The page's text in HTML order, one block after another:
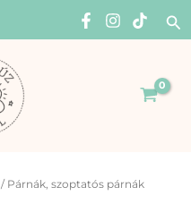
/ Párnák, szoptatós párnák